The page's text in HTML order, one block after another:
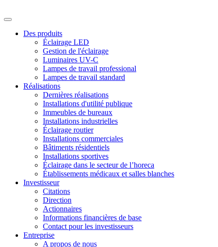
Des produits
Éclairage LED
Gestion de l'éclairage
Luminaires UV-C
Lampes de travail professional
Lampes de travail standard
Réalisations
Dernières réalisations
Installations d'utilité publique
Immeubles de bureaux
Installations industrielles
Éclairage routier
Installations commerciales
Bâtiments résidentiels
Installations sportives
Éclairage dans le secteur de l’horeca
Établissements médicaux et salles blanches
Investisseur
Citations
Direction
Actionnaires
Informations financières de base
Contact pour les investisseurs
Entreprise
A propos de nous